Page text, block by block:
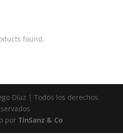
found.
Díaz | Todos los derechos
porTinSanz & Co